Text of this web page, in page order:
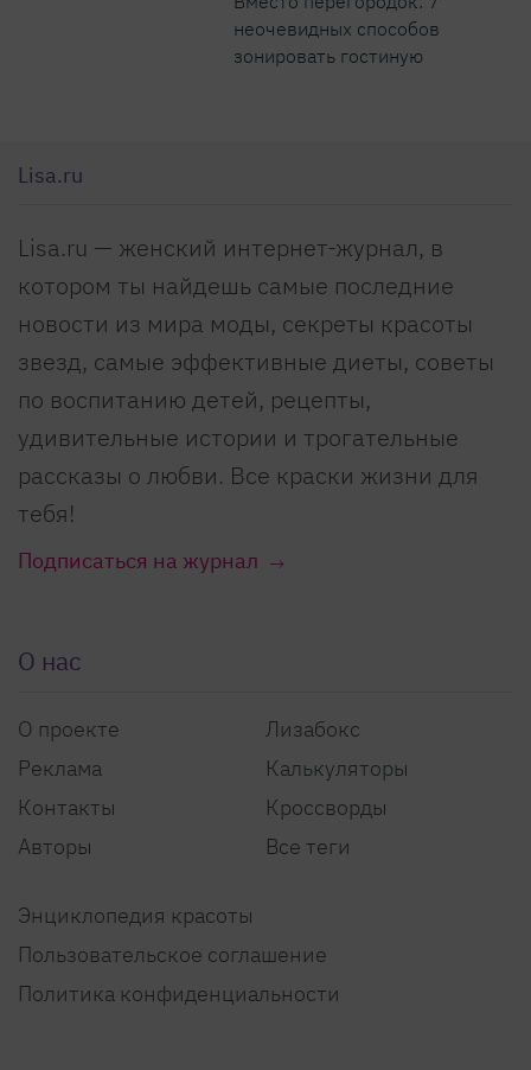
неочевидных способов
зонировать гостиную
Lisa.ru
Lisa.ru — женский интернет-журнал, в
котором ты найдешь самые последние
новости из мира моды, секреты красоты
звезд, самые эффективные диеты, советы
по воспитанию детей, рецепты,
удивительные истории и трогательные
рассказы о любви. Все краски жизни для
тебя!
Подписаться на журнал
О нас
О проекте
Реклама
Контакты
Авторы
Лизабокс
Калькуляторы
Кроссворды
Все теги
Энциклопедия красоты
Пользовательское соглашение
Политика конфиденциальности